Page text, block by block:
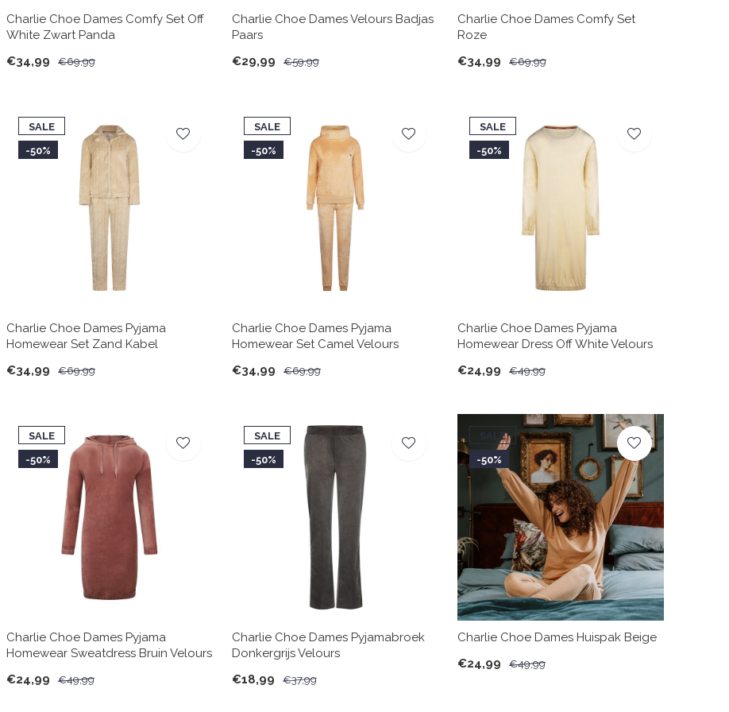
Charlie Choe Dames Comfy Set Off
White Zwart Panda
€34,99
€69,99
Charlie Choe Dames Velours Badjas
Paars
€29,99
€59,99
Charlie Choe Dames Comfy Set
Roze
€34,99
€69,99
SALE
-50%
Charlie Choe Dames Pyjama
Homewear Set Zand Kabel
€34,99
€69,99
SALE
-50%
Charlie Choe Dames Pyjama
Homewear Set Camel Velours
€34,99
€69,99
SALE
-50%
Charlie Choe Dames Pyjama
Homewear Dress Off White Velours
€24,99
€49,99
SALE
-50%
Charlie Choe Dames Pyjama
Homewear Sweatdress Bruin Velours
€24,99
€49,99
SALE
-50%
Charlie Choe Dames Pyjamabroek
Donkergrijs Velours
€18,99
€37,99
SALE
-50%
Charlie Choe Dames Huispak Beige
€24,99
€49,99